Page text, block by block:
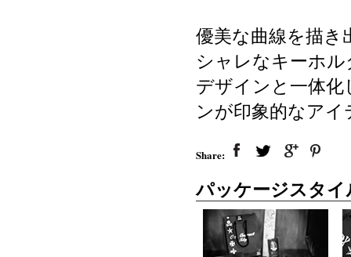
優美な曲線を描
シャレなキーホル
デザインと一体
ンが印象的なアイ
Share:
パッケージスタ